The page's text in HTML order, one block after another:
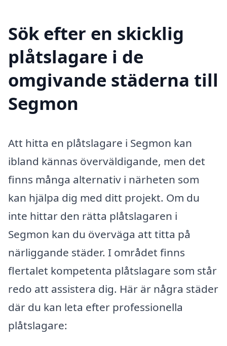
Sök efter en skicklig
plåtslagare i de
omgivande städerna till
Segmon
Att hitta en plåtslagare i Segmon kan
ibland kännas överväldigande, men det
finns många alternativ i närheten som
kan hjälpa dig med ditt projekt. Om du
inte hittar den rätta plåtslagaren i
Segmon kan du överväga att titta på
närliggande städer. I området finns
flertalet kompetenta plåtslagare som står
redo att assistera dig. Här är några städer
där du kan leta efter professionella
plåtslagare: